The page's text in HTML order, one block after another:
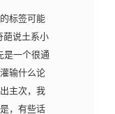
标签可能
葩说土系小
是一个很通
输什么论
主次，我
，有些话